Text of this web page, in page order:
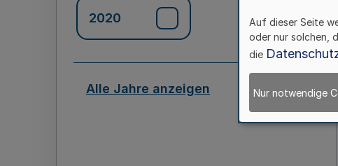
2020
Alle Jahre anzeigen
Auf dieser Seite
oder nur solchen,
die
Nur notwendige